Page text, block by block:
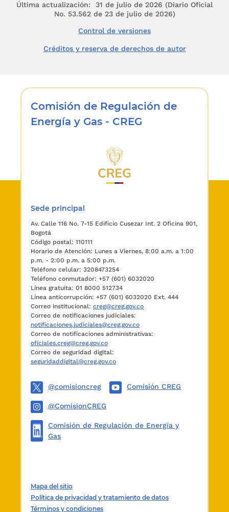
Última actualización: 31 de julio de 2026 (Diario Oficial
No. 53.562 de 23 de julio de 2026)
Control de versiones
Créditos y reserva de derechos de autor
Comisión de Regulación de
Energía y Gas - CREG
Sede principal
Av. Calle 116 No. 7-15 Edificio Cusezar Int. 2 Oficina 901,
Bogotá
Código postal: 110111
Horario de Atención: Lunes a Viernes, 8:00 a.m. a 1:00
p.m. - 2:00 p.m. a 5:00 p.m.
Teléfono celular: 3208473254
Teléfono conmutador: +57 (601) 6032020
Línea gratuita: 01 8000 512734
Línea anticorrupción: +57 (601) 6032020 Ext. 444
Correo institucional: creg@creg.gov.co
Correo de notificaciones judiciales:
notificaciones.judiciales@creg.gov.co
Correo de notificaciones administrativas:
oficiales.creg@creg.gov.co
Correo de seguridad digital:
seguridaddigital@creg.gov.co
@comisioncreg Comisión CREG
@ComisionCREG
Comisión de Regulación de Energía y
Gas
Mapa del sitio
Política de privacidad y tratamiento de datos
Términos y condiciones